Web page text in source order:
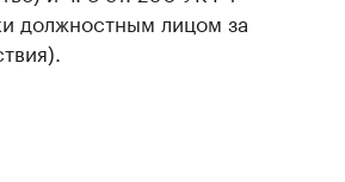
должностным лицом за